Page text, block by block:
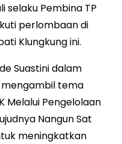
selaku Pembina TP
perlombaan di
Klungkung ini.
Suastini dalam
tema
Melalui Pengelolaan
Nangun Sat
meningkatkan